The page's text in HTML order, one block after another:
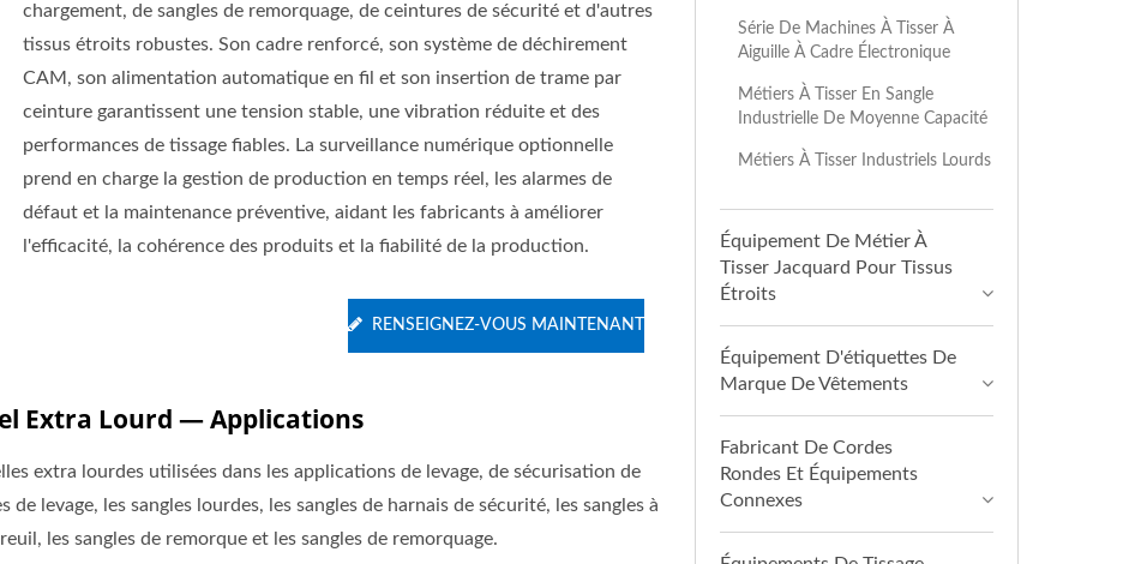
chargement, de sangles de remorquage, de ceintures de sécurité et d'autres
tissus étroits robustes. Son cadre renforcé, son système de déchirement
CAM, son alimentation automatique en fil et son insertion de trame par
ceinture garantissent une tension stable, une vibration réduite et des
performances de tissage fiables. La surveillance numérique optionnelle
prend en charge la gestion de production en temps réel, les alarmes de
défaut et la maintenance préventive, aidant les fabricants à améliorer
l'efficacité, la cohérence des produits et la fiabilité de la production.
RENSEIGNEZ-VOUS MAINTENANT
Extra Lourd — Applications
extra lourdes utilisées dans les applications de levage, de sécurisation de
levage, les sangles lourdes, les sangles de harnais de sécurité, les sangles à
les sangles de remorque et les sangles de remorquage.
Série De Machines À Tisser À
Aiguille À Cadre Électronique
Métiers À Tisser En Sangle
Industrielle De Moyenne Capacité
Métiers À Tisser Industriels Lourds
Équipement De Métier À
Tisser Jacquard Pour Tissus
Étroits
Équipement D'étiquettes De
Marque De Vêtements
Fabricant De Cordes
Rondes Et Équipements
Connexes